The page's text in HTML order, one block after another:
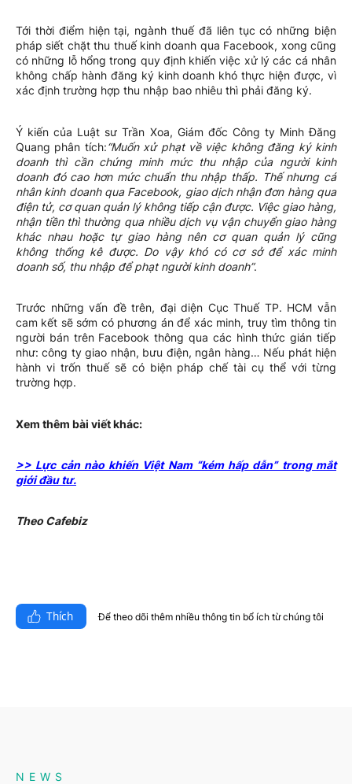
Tới thời điểm hiện tại, ngành thuế đã liên tục có những biện
pháp siết chặt thu thuế kinh doanh qua Facebook, xong cũng
có những lỗ hổng trong quy định khiến việc xử lý các cá nhân
không chấp hành đăng ký kinh doanh khó thực hiện được, vì
xác định trường hợp thu nhập bao nhiêu thì phải đăng ký.
Ý kiến của Luật sư Trần Xoa, Giám đốc Công ty Minh Đăng
Quang phân tích:“Muốn xử phạt về việc không đăng ký kinh
doanh thì cần chứng minh mức thu nhập của người kinh
doanh đó cao hơn mức chuẩn thu nhập thấp. Thế nhưng cá
nhân kinh doanh qua Facebook, giao dịch nhận đơn hàng qua
điện tử, cơ quan quản lý không tiếp cận được. Việc giao hàng,
nhận tiền thì thường qua nhiều dịch vụ vận chuyển giao hàng
khác nhau hoặc tự giao hàng nên cơ quan quản lý cũng
không thống kê được. Do vậy khó có cơ sở để xác minh
doanh số, thu nhập để phạt người kinh doanh”.
Trước những vấn đề trên, đại diện Cục Thuế TP. HCM vẫn
cam kết sẽ sớm có phương án để xác minh, truy tìm thông tin
người bán trên Facebook thông qua các hình thức gián tiếp
như: công ty giao nhận, bưu điện, ngân hàng… Nếu phát hiện
hành vi trốn thuế sẽ có biện pháp chế tài cụ thể với từng
trường hợp.
Xem thêm bài viết khác:
>> Lực cản nào khiến Việt Nam “kém hấp dẫn” trong mắt
giới đầu tư.
Theo Cafebiz
Thích Để theo dõi thêm nhiều thông tin bổ ích từ chúng tôi​
NEWS